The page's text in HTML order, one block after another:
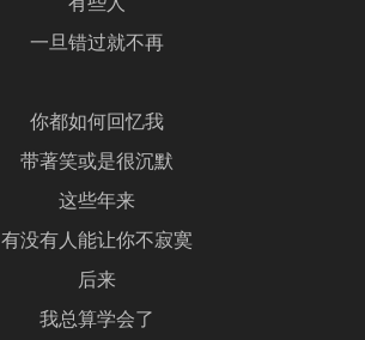
有些人
一旦错过就不再
你都如何回忆我
带著笑或是很沉默
这些年来
有没有人能让你不寂寞
后来
我总算学会了